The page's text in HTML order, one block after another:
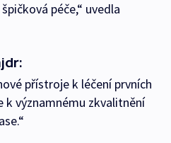
péče,“ uvedla
přístroje k léčení prvních
k významnému zkvalitnění